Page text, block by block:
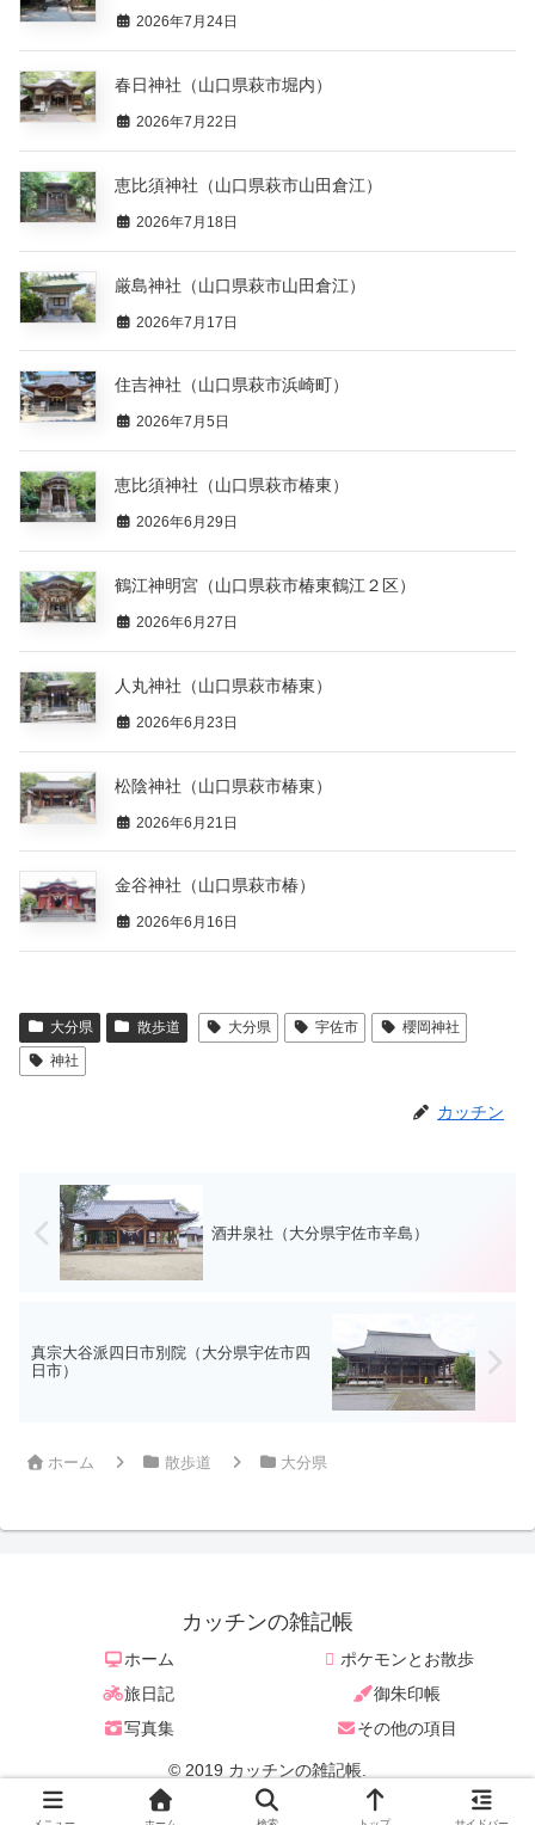
2026年7月24日
春日神社（山口県萩市堀内）
2026年7月22日
恵比須神社（山口県萩市山田倉江）
2026年7月18日
厳島神社（山口県萩市山田倉江）
2026年7月17日
住吉神社（山口県萩市浜崎町）
2026年7月5日
恵比須神社（山口県萩市椿東）
2026年6月29日
鶴江神明宮（山口県萩市椿東鶴江２区）
2026年6月27日
人丸神社（山口県萩市椿東）
2026年6月23日
松陰神社（山口県萩市椿東）
2026年6月21日
金谷神社（山口県萩市椿）
2026年6月16日
大分県 散歩道 大分県 宇佐市
櫻岡神社
神社
カッチン
酒井泉社（大分県宇佐市辛島）
真宗大谷派四日市別院（大分県宇佐市四
日市）
ホーム 散歩道 大分県
カッチンの雑記帳
ホーム
ポケモンとお散歩
旅日記
御朱印帳
写真集
その他の項目
© 2019 カッチンの雑記帳.
/* クリッカブル用コード */